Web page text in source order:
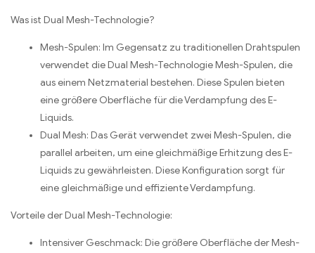
Was ist Dual Mesh-Technologie?
Mesh-Spulen: Im Gegensatz zu traditionellen Drahtspulen
verwendet die Dual Mesh-Technologie Mesh-Spulen, die
aus einem Netzmaterial bestehen. Diese Spulen bieten
eine größere Oberfläche für die Verdampfung des E-
Liquids.
Dual Mesh: Das Gerät verwendet zwei Mesh-Spulen, die
parallel arbeiten, um eine gleichmäßige Erhitzung des E-
Liquids zu gewährleisten. Diese Konfiguration sorgt für
eine gleichmäßige und effiziente Verdampfung.
Vorteile der Dual Mesh-Technologie:
Intensiver Geschmack: Die größere Oberfläche der Mesh-